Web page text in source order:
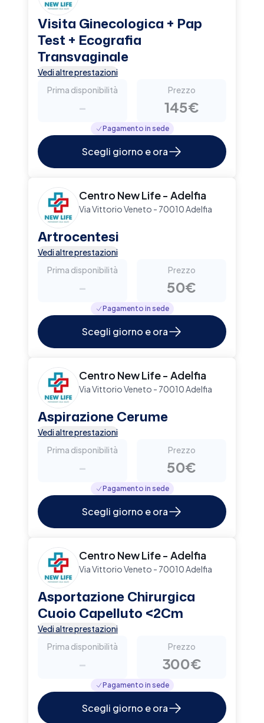
Visita Ginecologica + Pap
Test + Ecografia
Transvaginale
Vedi altre prestazioni
Prima disponibilità
-
Prezzo
145€
Pagamento in sede
Scegli giorno e ora
Centro New Life - Adelfia
Via Vittorio Veneto - 70010 Adelfia
Artrocentesi
Vedi altre prestazioni
Prima disponibilità
-
Prezzo
50€
Pagamento in sede
Scegli giorno e ora
Centro New Life - Adelfia
Via Vittorio Veneto - 70010 Adelfia
Aspirazione Cerume
Vedi altre prestazioni
Prima disponibilità
-
Prezzo
50€
Pagamento in sede
Scegli giorno e ora
Centro New Life - Adelfia
Via Vittorio Veneto - 70010 Adelfia
Asportazione Chirurgica
Cuoio Capelluto <2Cm
Vedi altre prestazioni
Prima disponibilità
-
Prezzo
300€
Pagamento in sede
Scegli giorno e ora